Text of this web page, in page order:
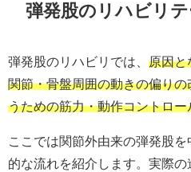
弾発股のリハビリ
弾発股のリハビリでは、 原因と
関節・骨盤周囲の動きの偏りの
うための筋力・動作コントロー
ここでは関節外由来の弾発股
的な流れを紹介します。実際